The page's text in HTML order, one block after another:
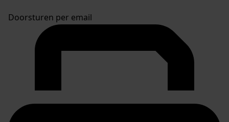
Doorsturen per email